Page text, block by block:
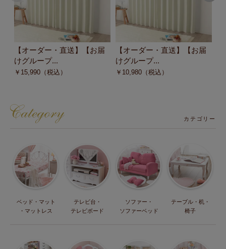
【オーダー・直送】【お届
けグループ...
￥ 15,990 （税込）
【オーダー・直送】【お届
けグループ...
￥ 10,980 （税込）
カテゴリー
ベッド・マット
・マットレス
テレビ台・
テレビボード
ソファー・
ソファーベッド
テーブル・机・
椅子